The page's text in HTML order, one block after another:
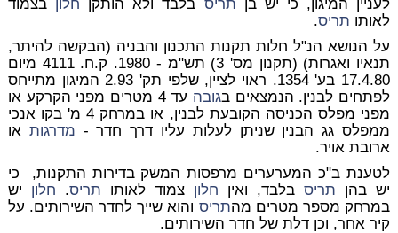
לעניין המיגון, כי יש בן תריס בלבד ולא הותקן חלון בצמוד
לאותו תריס.
על הנושא הנ"ל חלות תקנות התכנון והבניה (הבקשה להיתר,
תנאיו ואגרות) (תקנון מס' 3) תש"מ - 1980. ק.ח. 4111 מיום
17.4.80 בע' 1354. ראוי לציין, שלפי תק' 2.93 המיגון מתייחס
לפתחים לבנין. הנמצאים בגובה
עד 4 מטרים מפני הקרקע או
מפני מפלס הכניסה הקובעת לבנין, או במרחק 4 מ' בקו אנכי
ממפלס גג הבנין שניתן לעלות עליו דרך חדר - מדרגות או
ארובת אויר.
לטענת ב"כ המערערים מרפסות המשק בדירות התקנות, כי
יש בהן תריסבלבד, ואין חלון צמוד לאותו תריס. חלון יש
במרחק מספר מטרים מהתריס והוא שייך לחדר השירותים. על
קיר אחר, וכן דלת של חדר השירותים.